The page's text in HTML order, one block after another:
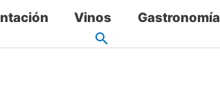
Vinos Gastronomía